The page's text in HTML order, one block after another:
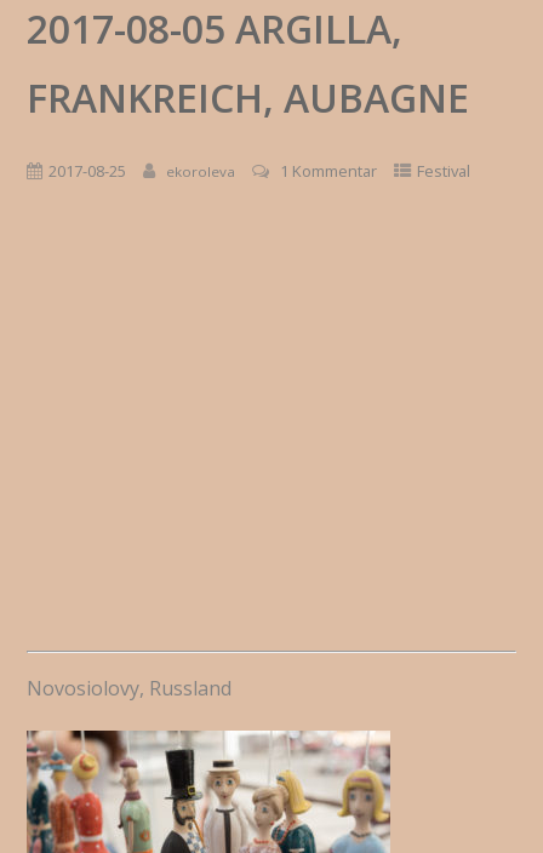
2017-08-05 ARGILLA,
FRANKREICH, AUBAGNE
2017-08-25 ekoroleva 1 Kommentar Festival
Novosiolovy, Russland